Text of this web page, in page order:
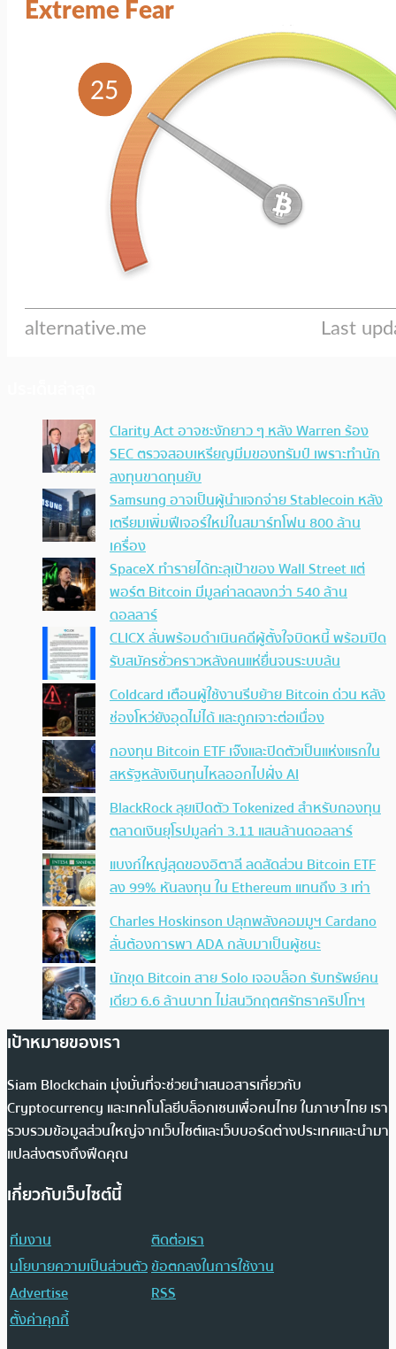
Clarity Act อาจชะงักยาว ๆ หลัง Warren ร้อง
SEC ตรวจสอบเหรียญมีมของทรัมป์ เพราะทำนัก
ลงทุนขาดทุนยับ
Samsung อาจเป็นผู้นำแจกจ่าย Stablecoin หลัง
เตรียมเพิ่มฟีเจอร์ใหม่ในสมาร์ทโฟน 800 ล้าน
เครื่อง
SpaceX ทำรายได้ทะลุเป้าของ Wall Street แต่
พอร์ต Bitcoin มีมูลค่าลดลงกว่า 540 ล้าน
ดอลลาร์
CLICX ลั่นพร้อมดำเนินคดีผู้ตั้งใจบิดหนี้ พร้อมปิด
รับสมัครชั่วคราวหลังคนแห่ยื่นจนระบบล้น
Coldcard เตือนผู้ใช้งานรีบย้าย Bitcoin ด่วน หลัง
ช่องโหว่ยังอุดไม่ได้ และถูกเจาะต่อเนื่อง
กองทุน Bitcoin ETF เจ๊งและปิดตัวเป็นแห่งแรกใน
สหรัฐหลังเงินทุนไหลออกไปฝั่ง AI
BlackRock ลุยเปิดตัว Tokenized สำหรับกองทุน
ตลาดเงินยุโรปมูลค่า 3.11 แสนล้านดอลลาร์
แบงก์ใหญ่สุดของอิตาลี ลดสัดส่วน Bitcoin ETF
ลง 99% หันลงทุน ใน Ethereum แทนถึง 3 เท่า
Charles Hoskinson ปลุกพลังคอมมูฯ Cardano
ลั่นต้องการพา ADA กลับมาเป็นผู้ชนะ
นักขุด Bitcoin สาย Solo เจอบล็อก รับทรัพย์คน
เดียว 6.6 ล้านบาท ไม่สนวิกฤตศรัทธาคริปโทฯ
เป้าหมายของเรา
Siam Blockchain มุ่งมั่นที่จะช่วยนำเสนอสารเกี่ยวกับ
Cryptocurrency และเทคโนโลยีบล็อกเชนเพื่อคนไทย ในภาษาไทย เรา
รวบรวมข้อมูลส่วนใหญ่จากเว็บไซต์และเว็บบอร์ดต่างประเทศและนำมา
แปลส่งตรงถึงฟีดคุณ
เกี่ยวกับเว็บไซต์นี้
ทีมงาน
ติดต่อเรา
นโยบายความเป็นส่วนตัวข้อตกลงในการใช้งาน
Advertise
RSS
ตั้งค่าคุกกี้